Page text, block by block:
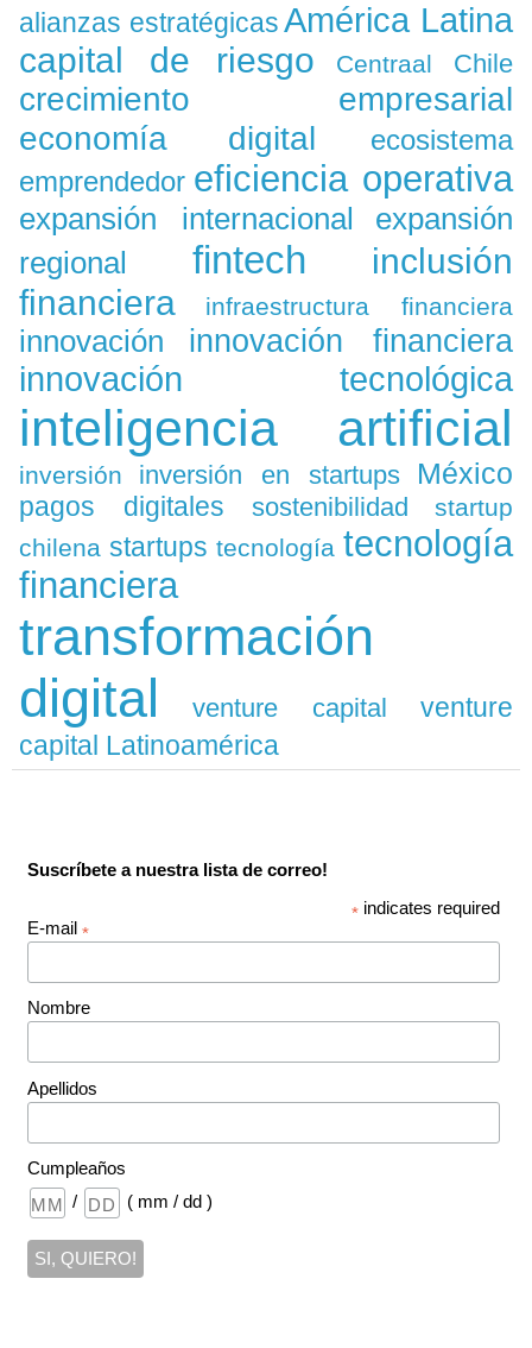
alianzas estratégicas América Latina
capital de riesgo Centraal Chile
crecimiento empresarial
economía digital
ecosistema
emprendedor eficiencia operativa
expansión internacional
expansión
regional
fintech
inclusión
financiera
infraestructura financiera
innovación innovación financiera
innovación tecnológica
inteligencia artificial
inversión inversión en startups México
pagos digitales sostenibilidad
startup
chilena startups tecnología tecnología
financiera
transformación
digital
venture capital
venture
capital Latinoamérica
Suscríbete a nuestra lista de correo!
* indicates required
E-mail *
Nombre
Apellidos
Cumpleaños
/
( mm / dd )